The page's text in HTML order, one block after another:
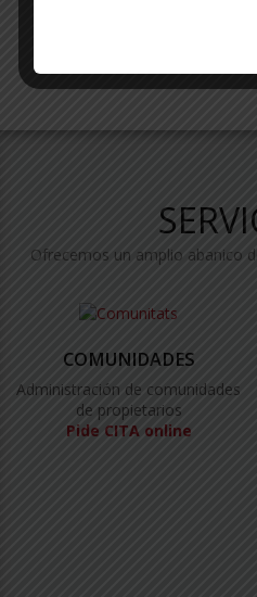
Ofrecemos un amplio abanico
COMUNIDADES
Administración de comunidades
de propietarios
Pide CITA online